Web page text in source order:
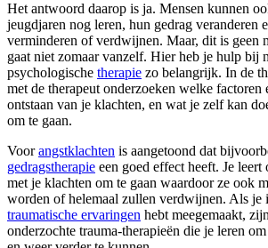
Het antwoord daarop is ja. Mensen kunnen
jeugdjaren nog leren, hun gedrag veranderen
verminderen of verdwijnen. Maar, dit is geen
gaat niet zomaar vanzelf. Hier heb je hulp bij
psychologische therapie zo belangrijk. In de
met de therapeut onderzoeken welke factoren
ontstaan van je klachten, en wat je zelf kan
om te gaan.
Voorangstklachten is aangetoond dat
gedragstherapie een goed effect heeft. Je leert
met je klachten om te gaan waardoor ze ook
worden of helemaal zullen verdwijnen. Als je
traumatische ervaringen hebt meegemaakt,
onderzochte trauma-therapieën die je leren